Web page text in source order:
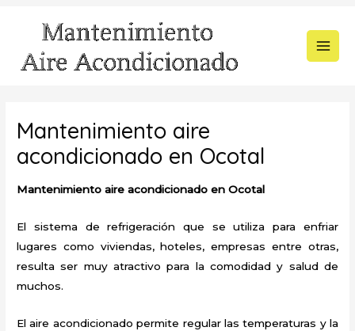
contenido
Mantenimiento aire
acondicionado en Ocotal
Mantenimiento aire acondicionado en Ocotal
El sistema de refrigeración que se utiliza para enfriar
lugares como viviendas, hoteles, empresas entre otras,
resulta ser muy atractivo para la comodidad y salud de
muchos.
El aire acondicionado permite regular las temperaturas y la